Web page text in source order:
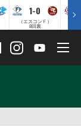
1-0
（エスコンＦ）
8回裏